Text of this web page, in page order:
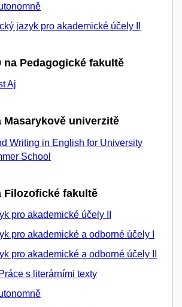
jazyk pro akademické účely II
na Pedagogické fakultě
Aj
Masarykově univerzitě
Writing in English for University
School
Filozofické fakultě
pro akademické účely II
pro akademické a odborné účely I
pro akademické a odborné účely II
s literárními texty